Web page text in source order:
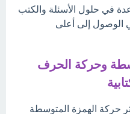
في حلول الأسئلة والكتب
الوصول إلى أعلى
وحركة الحرف
حركة الهمزة المتوسطة